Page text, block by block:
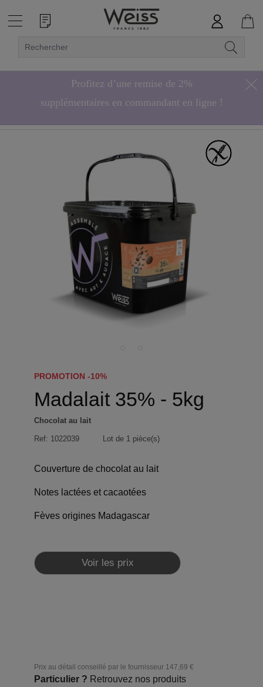
Profitez d’une remise de 2%
supplémentaires en commandant en ligne !
PROMOTION -10%
Madalait 35% - 5kg
Chocolat au lait
Ref: 1022039 Lot de 1 pièce(s)
Couverture de chocolat au lait
Notes lactées et cacaotées
Fèves origines Madagascar
Voir les prix
Prix au détail conseillé par le fournisseur 147,69 €
Particulier ? Retrouvez nos produits